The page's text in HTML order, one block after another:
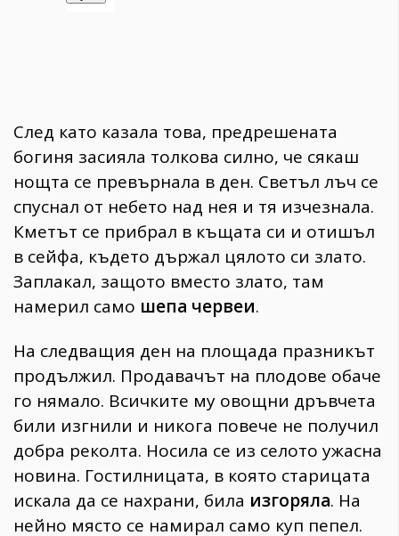
След като казала това, предрешената
богиня засияла толкова силно, че сякаш
нощта се превърнала в ден. Светъл лъч се
спуснал от небето над нея и тя изчезнала.
Кметът се прибрал в къщата си и отишъл
в сейфа, където държал цялото си злато.
Заплакал, защото вместо злато, там
намерил само шепа червеи.
На следващия ден на площада празникът
продължил. Продавачът на плодове обаче
го нямало. Всичките му овощни дръвчета
били изгнили и никога повече не получил
добра реколта. Носила се из селото ужасна
новина. Гостилницата, в която старицата
искала да се нахрани, била изгоряла. На
нейно място се намирал само куп пепел.